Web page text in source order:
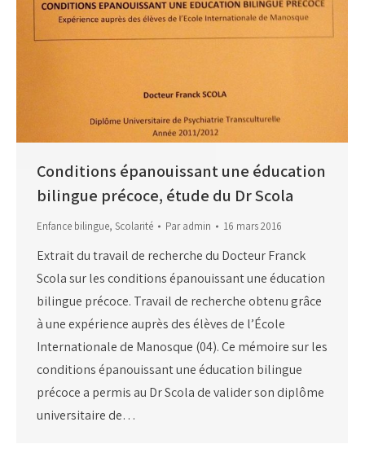
Conditions épanouissant une éducation
bilingue précoce, étude du Dr Scola
Enfance bilingue, Scolarité Paradmin 16 mars 2016
Extrait du travail de recherche du Docteur Franck
Scola sur les conditions épanouissant une éducation
bilingue précoce. Travail de recherche obtenu grâce
à une expérience auprès des élèves de l’École
Internationale de Manosque (04). Ce mémoire sur les
conditions épanouissant une éducation bilingue
précoce a permis au Dr Scola de valider son diplôme
universitaire de…